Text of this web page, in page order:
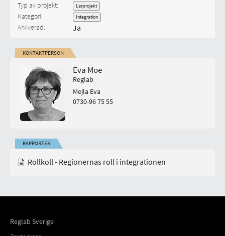
Typ av projekt: Lärprojekt
Kategori: Integration
Arkiverad: Ja
KONTAKTPERSON
Eva Moe
Reglab
Mejla Eva
0730-96 75 55
RAPPORTER
Rollkoll - Regionernas roll i integrationen
Reglab Sverige